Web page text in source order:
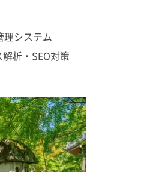
理システム
析・SEO対策